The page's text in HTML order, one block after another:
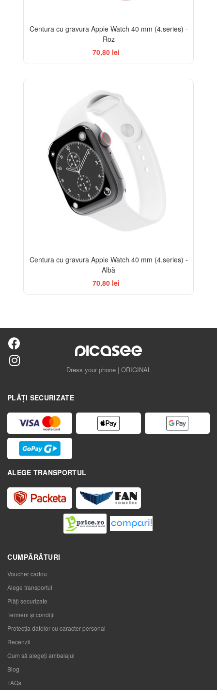
Centura cu gravura Apple Watch 40 mm (4.series) -
Roz
70,80 lei
Centura cu gravura Apple Watch 40 mm (4.series) -
Albă
70,80 lei
Dress your phone | ORIGINAL
PLĂȚI SECURIZATE
ALEGE TRANSPORTUL
CUMPĂRĂTURI
Voucher cadou
Alege transportul
Plăți securizate
Termeni și condiții
Protecția datelor cu caracter personal
Recenzii
Cum să alegeţi ambalajul
Blog
FAQs